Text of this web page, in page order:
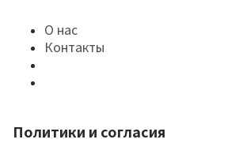
О нас
Контакты
Политики и согласия